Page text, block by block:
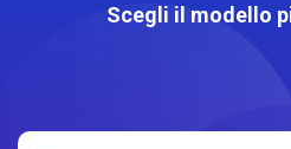
Scegli il modello